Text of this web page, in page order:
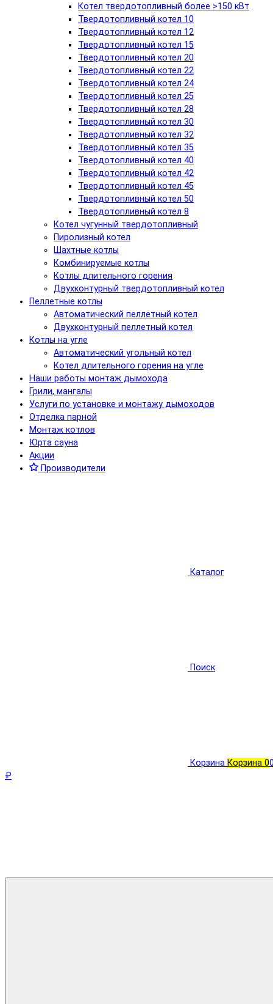
Котел твердотопливный более >150 кВт
Твердотопливный котел 10
Твердотопливный котел 12
Твердотопливный котел 15
Твердотопливный котел 20
Твердотопливный котел 22
Твердотопливный котел 24
Твердотопливный котел 25
Твердотопливный котел 28
Твердотопливный котел 30
Твердотопливный котел 32
Твердотопливный котел 35
Твердотопливный котел 40
Твердотопливный котел 42
Твердотопливный котел 45
Твердотопливный котел 50
Твердотопливный котел 8
Котел чугунный твердотопливный
Пиролизный котел
Шахтные котлы
Комбинируемые котлы
Котлы длительного горения
Двухконтурный твердотопливный котел
Пеллетные котлы
Автоматический пеллетный котел
Двухконтурный пеллетный котел
Котлы на угле
Автоматический угольный котел
Котел длительного горения на угле
Наши работы монтаж дымохода
Грили, мангалы
Услуги по установке и монтажу дымоходов
Отделка парной
Монтаж котлов
Юрта сауна
Акции
Производители
Каталог
Поиск
Корзина Корзина 0
₽